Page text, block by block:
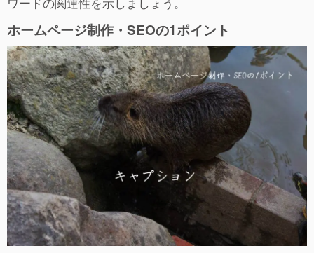
ホームページ制作・SEOの1ポイント